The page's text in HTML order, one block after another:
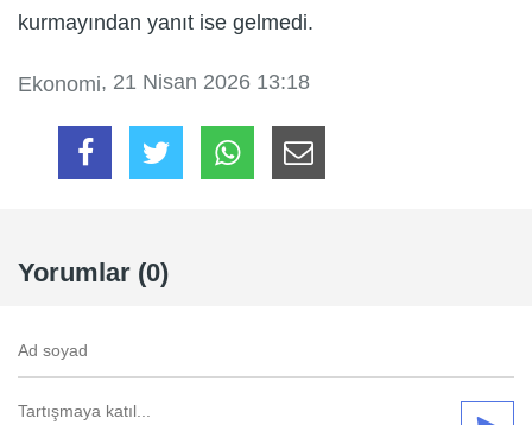
kurmayından yanıt ise gelmedi.
Ekonomi, 21 Nisan 2026 13:18
Yorumlar (0)